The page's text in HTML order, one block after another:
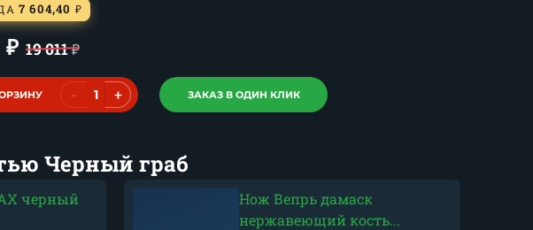
7 604,40 ₽
₽ 19 011₽
- + ЗАКАЗ В ОДИН КЛИК
Черный граб
черный
Нож Вепрь дамаск
нержавеющий кость...